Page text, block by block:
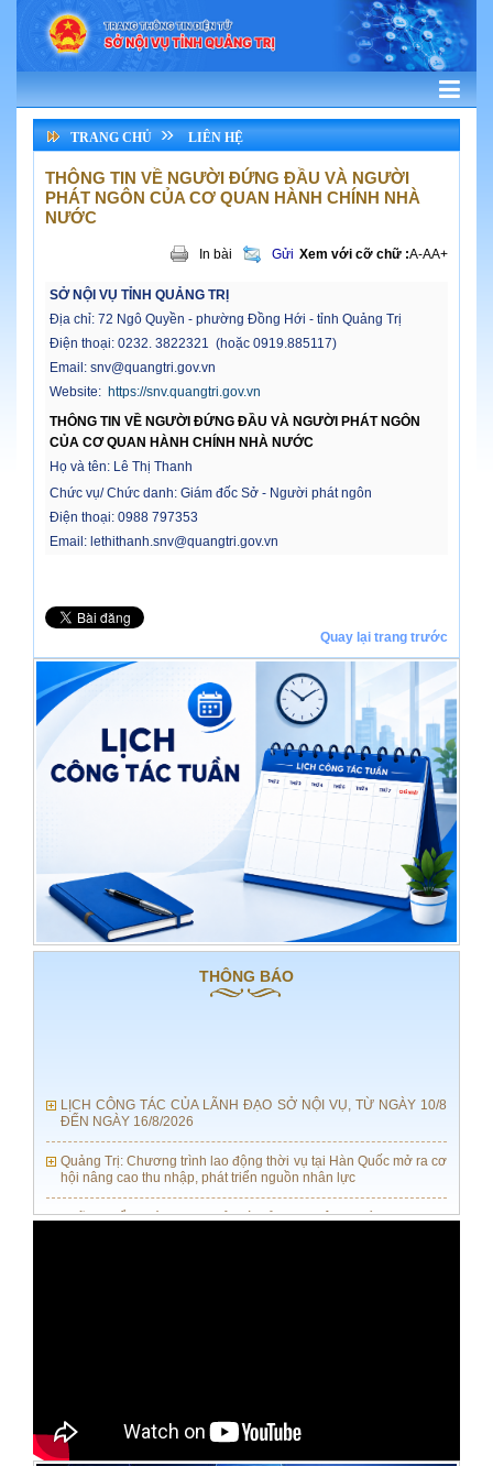
TRANG CHỦ LIÊN HỆ
THÔNG TIN VỀ NGƯỜI ĐỨNG ĐẦU VÀ NGƯỜI
PHÁT NGÔN CỦA CƠ QUAN HÀNH CHÍNH NHÀ
NƯỚC
In bài Gửi Xem với cỡ chữ :A-AA+
SỞ NỘI VỤ TỈNH QUẢNG TRỊ
Địa chỉ: 72 Ngô Quyền - phường Đồng Hới - tỉnh Quảng Trị
Điện thoại: 0232. 3822321 (hoặc 0919.885117)
Email: snv@quangtri.gov.vn
Website: https://snv.quangtri.gov.vn
THÔNG TIN VỀ NGƯỜI ĐỨNG ĐẦU VÀ NGƯỜI PHÁT NGÔN
CỦA CƠ QUAN HÀNH CHÍNH NHÀ NƯỚC
Họ và tên: Lê Thị Thanh
Chức vụ/ Chức danh: Giám đốc Sở - Người phát ngôn
Điện thoại: 0988 797353
Email: lethithanh.snv@quangtri.gov.vn
Quay lại trang trước
THÔNG BÁO
LỊCH CÔNG TÁC CỦA LÃNH ĐẠO SỞ NỘI VỤ, TỪ NGÀY 10/8
ĐẾN NGÀY 16/8/2026
Quảng Trị: Chương trình lao động thời vụ tại Hàn Quốc mở ra cơ
hội nâng cao thu nhập, phát triển nguồn nhân lực
Những điểm mới trong quản lý, sử dung công chức theo Nghị
Quảng Trị: Viết tiếp bản hùng ca tri ân bằng những hành động
thiết thực